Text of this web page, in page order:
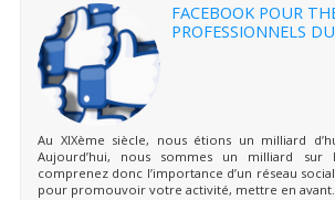
FACEBOOK POUR
PROFESSIONNELS
Au XIXème siècle, nous étions un milliard
Aujourd’hui, nous sommes un milliard sur
comprenez donc l’importance d’un réseau
pour promouvoir votre activité, mettre en